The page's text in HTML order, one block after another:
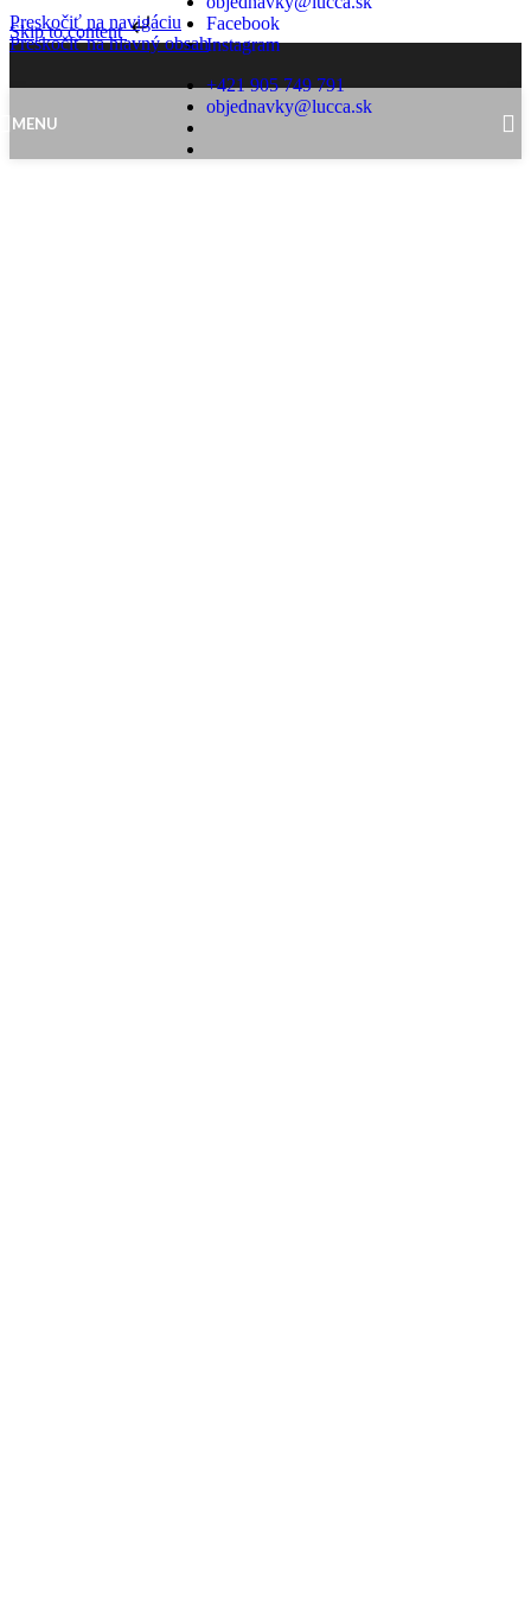
Skip to content
Preskočiť na navigáciu
Preskočiť na hlavný obsah
Facebook
Instagram
+421 905 749 791
objednavky@lucca.sk
MENU